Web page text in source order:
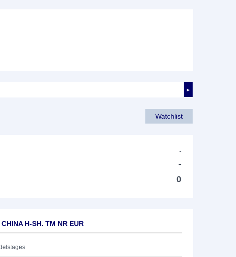
►
Watchlist
-
-
0
H-SH. TM NR EUR